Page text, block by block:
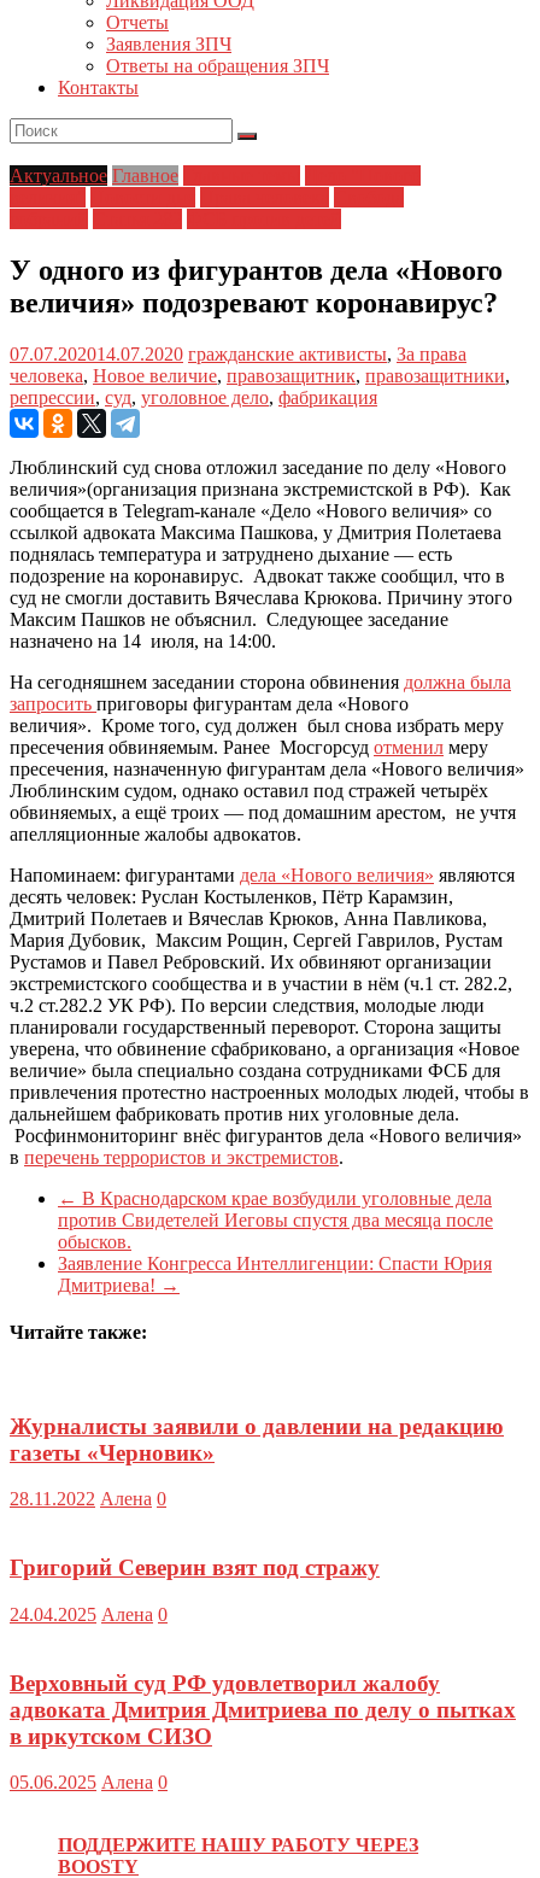
Отчеты
Заявления ЗПЧ
Ответы на обращения ЗПЧ
Контакты
Актуальное Главное
У одного из фигурантов дела «Нового
величия» подозревают коронавирус?
07.07.202014.07.2020 гражданские активисты, За права
человека, Новое величие, правозащитник, правозащитники,
репрессии, суд, уголовное дело, фабрикация
Люблинский суд снова отложил заседание по делу «Нового
величия»(организация признана экстремистской в РФ). Как
сообщается в Telegram-канале «Дело «Нового величия» со
ссылкой адвоката Максима Пашкова, у Дмитрия Полетаева
поднялась температура и затруднено дыхание — есть
подозрение на коронавирус. Адвокат также сообщил, что в
суд не смогли доставить Вячеслава Крюкова. Причину этого
Максим Пашков не объяснил. Следующее заседание
назначено на 14 июля, на 14:00.
На сегодняшнем заседании сторона обвинения должна была
запросить приговоры фигурантам дела «Нового
величия». Кроме того, суд должен был снова избрать меру
пресечения обвиняемым. Ранее Мосгорсуд отменил меру
пресечения, назначенную фигурантам дела «Нового величия»
Люблинским судом, однако оставил под стражей четырёх
обвиняемых, а ещё троих — под домашним арестом, не учтя
апелляционные жалобы адвокатов.
Напоминаем: фигурантами дела «Нового величия» являются
десять человек: Руслан Костыленков, Пётр Карамзин,
Дмитрий Полетаев и Вячеслав Крюков, Анна Павликова,
Мария Дубовик, Максим Рощин, Сергей Гаврилов, Рустам
Рустамов и Павел Ребровский. Их обвиняют организации
экстремистского сообщества и в участии в нём (ч.1 ст. 282.2,
ч.2 ст.282.2 УК РФ). По версии следствия, молодые люди
планировали государственный переворот. Сторона защиты
уверена, что обвинение сфабриковано, а организация «Новое
величие» была специально создана сотрудниками ФСБ для
привлечения протестно настроенных молодых людей, чтобы в
дальнейшем фабриковать против них уголовные дела.
Росфинмониторинг внёс фигурантов дела «Нового величия»
в перечень террористов и экстремистов.
← В Краснодарском крае возбудили уголовные дела
против Свидетелей Иеговы спустя два месяца после
обысков.
Заявление Конгресса Интеллигенции: Спасти Юрия
Дмитриева! →
Читайте также:
Журналисты заявили о давлении на редакцию
газеты «Черновик»
28.11.2022 Алена 0
Григорий Северин взят под стражу
24.04.2025 Алена 0
Верховный суд РФ удовлетворил жалобу
адвоката Дмитрия Дмитриева по делу о пытках
в иркутском СИЗО
05.06.2025 Алена 0
ПОДДЕРЖИТЕ НАШУ РАБОТУ ЧЕРЕЗ
BOOSTY